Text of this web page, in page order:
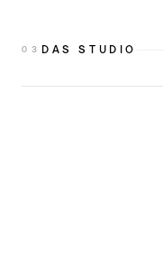
0 3 DAS STUDIO